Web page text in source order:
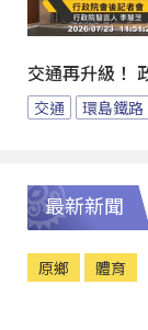
交通再升級！
交通 環島鐵路
最新新聞
原鄉 體育